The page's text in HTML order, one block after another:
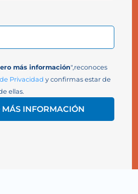
más información",reconoces
Privacidad y confirmas estar de
ellas.
MÁS INFORMACIÓN